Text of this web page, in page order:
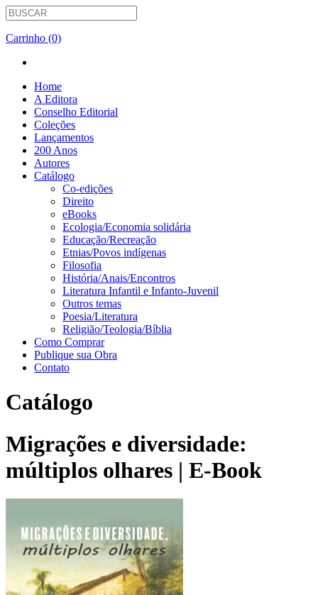
Carrinho (0)
Home
A Editora
Conselho Editorial
Coleções
Lançamentos
200 Anos
Autores
Catálogo
Co-edições
Direito
eBooks
Ecologia/Economia solidária
Educação/Recreação
Etnias/Povos indígenas
Filosofia
História/Anais/Encontros
Literatura Infantil e Infanto-Juvenil
Outros temas
Poesia/Literatura
Religião/Teologia/Bíblia
Como Comprar
Publique sua Obra
Contato
Catálogo
Migrações e diversidade:
múltiplos olhares | E-Book